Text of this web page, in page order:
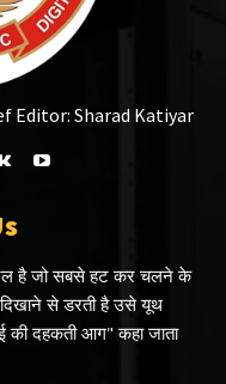
Editor: Sharad Katiyar
है जो सबसे हट कर चलने के
दिखाने से डरती है उसे यूथ
की दहकती आग" कहा जाता